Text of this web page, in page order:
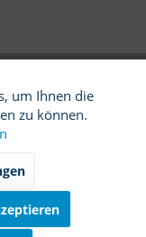
Aktiv
Inaktiv
um Ihnen die
zu können.